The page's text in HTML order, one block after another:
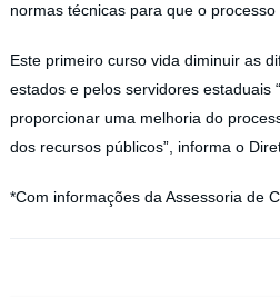
normas técnicas para que o processo
Este primeiro curso vida diminuir as
estados e pelos servidores estaduais
proporcionar uma melhoria do
dos recursos públicos”, informa o
*Com informações da Assessoria de